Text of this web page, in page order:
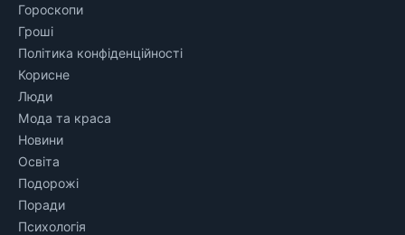
Гороскопи
Гроші
Політика конфіденційності
Корисне
Люди
Мода та краса
Новини
Освіта
Подорожі
Поради
Психологія